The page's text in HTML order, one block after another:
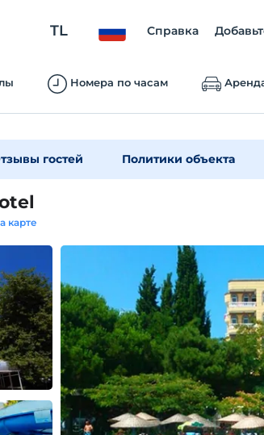
TL Справка
Номера по часам
гостей Политики объекта
карте